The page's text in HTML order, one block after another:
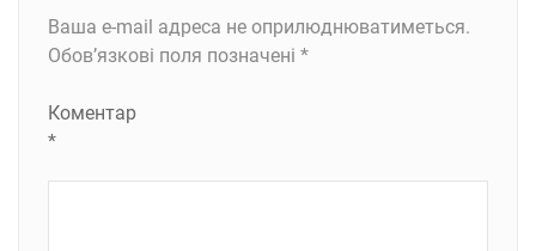
Ваша e-mail адреса не оприлюднюватиметься.
Обов’язкові поля позначені *
Коментар
*